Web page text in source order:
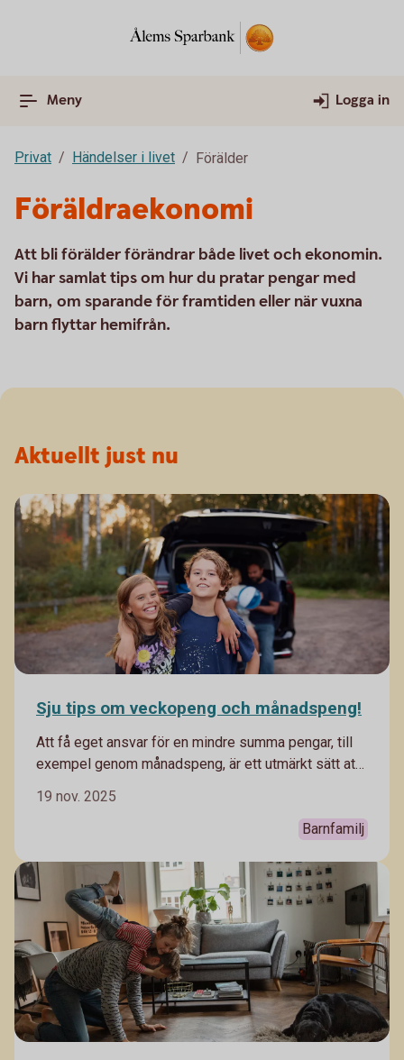
Meny Logga in
Privat Händelser i livet Förälder
Föräldraekonomi
Att bli förälder förändrar både livet och ekonomin.
Vi har samlat tips om hur du pratar pengar med
barn, om sparande för framtiden eller när vuxna
barn flyttar hemifrån.
Aktuellt just nu
Sju tips om veckopeng och månadspeng!
Att få eget ansvar för en mindre summa pengar, till
exempel genom månadspeng, är ett utmärkt sätt att
begränsade resurser. Det ger också en bra grund till
att kunna sköta sin ekonomi som vuxen. Här får du
19 nov. 2025
Barnfamilj